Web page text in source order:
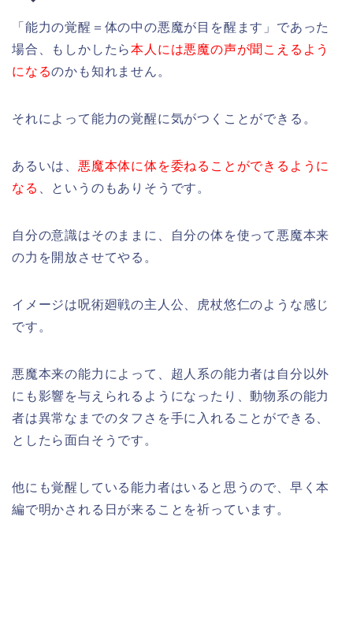
「能力の覚醒＝体の中の悪魔が目を醒ます」であった
場合、もしかしたら本人には悪魔の声が聞こえるよう
になるのかも知れません。
それによって能力の覚醒に気がつくことができる。
あるいは、 悪魔本体に体を委ねることができるように
なる
、というのもありそうです。
自分の意識はそのままに、自分の体を使って悪魔本来
の力を開放させてやる。
イメージは呪術廻戦の主人公、虎杖悠仁のような感じ
です。
悪魔本来の能力によって、超人系の能力者は自分以外
にも影響を与えられるようになったり、動物系の能力
者は異常なまでのタフさを手に入れることができる、
としたら面白そうです。
他にも覚醒している能力者はいると思うので、早く本
編で明かされる日が来ることを祈っています。